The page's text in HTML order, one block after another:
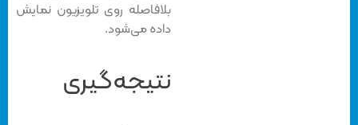
بلافاصله روی تلویزیون نمایش
داده می‌شود.
نتیجه‌گیری